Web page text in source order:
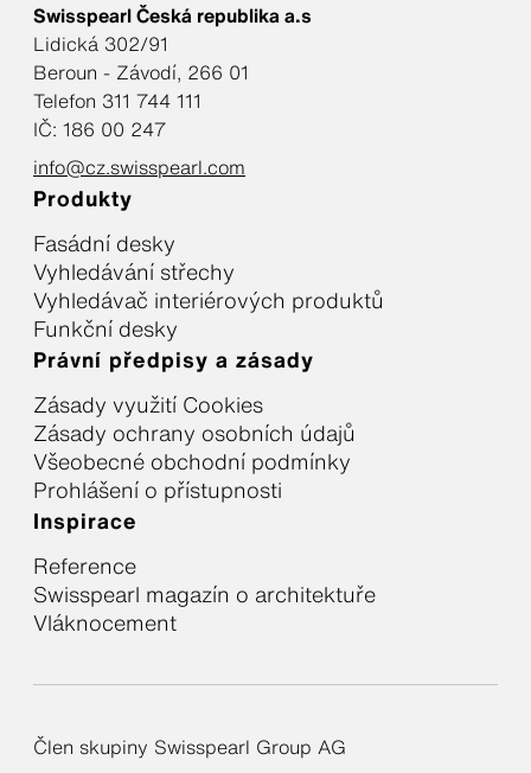
Swisspearl Česká republika a.s
Lidická 302/91
Beroun - Závodí, 266 01
Telefon 311 744 111
IČ: 186 00 247
info@cz.swisspearl.com
Produkty
Fasádní desky
Vyhledávání střechy
Vyhledávač interiérových produktů
Funkční desky
Právní předpisy a zásady
Zásady využití Cookies
Zásady ochrany osobních údajů
Všeobecné obchodní podmínky
Prohlášení o přístupnosti
Inspirace
Reference
Swisspearl magazín o architektuře
Vláknocement
Člen skupiny Swisspearl Group AG